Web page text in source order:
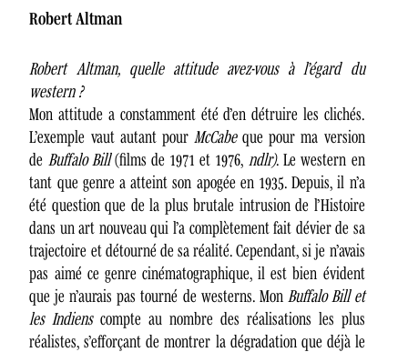
Robert Altman
Robert Altman, quelle attitude avez-vous à l’égard du
western ?
Mon attitude a constamment été d’en détruire les clichés.
L’exemple vaut autant pour McCabeque pour ma version
de Buffalo Bill(films de 1971 et 1976, ndlr). Le western en
tant que genre a atteint son apogée en 1935. Depuis, il n’a
été question que de la plus brutale intrusion de l’Histoire
dans un art nouveau qui l’a complètement fait dévier de sa
trajectoire et détourné de sa réalité. Cependant, si je n’avais
pas aimé ce genre cinématographique, il est bien évident
que je n’aurais pas tourné de westerns. Mon Buffalo Bill et
les Indienscompte au nombre des réalisations les plus
réalistes, s’efforçant de montrer la dégradation que déjà le